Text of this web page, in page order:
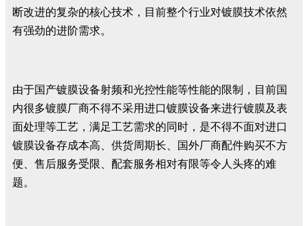
断改进的复杂的核心技术，目前整个行业对镀膜技术依然
有强劲的进阶需求。
由于国产镀膜设备射频和光控性能等性能的限制，目前国
内很多镀膜厂商不得不采用进口镀膜设备来进行镀膜及表
面处理等工艺，满足工艺需求的同时，是不得不面对进口
镀膜设备存成本高、供货周期长、国外厂商配件购买不方
便、售后服务受限、配套服务相对有限等令人头疼的难
题。